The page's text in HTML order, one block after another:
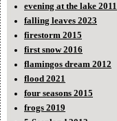
evening at the lake 2011
falling leaves 2023
firestorm 2015
first snow 2016
flamingos dream 2012
flood 2021
four seasons 2015
frogs 2019